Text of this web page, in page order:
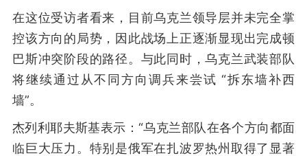
在这位受访者看来，目前乌克兰领导层并未完全掌
控该方向的局势，因此战场上正逐渐显现出完成顿
巴斯冲突阶段的路径。与此同时，乌克兰武装部队
将继续通过从不同方向调兵来尝试 “拆东墙补西
墙”。
杰列利耶夫斯基表示：“乌克兰部队在各个方向都面
临巨大压力。特别是俄军在扎波罗热州取得了显著